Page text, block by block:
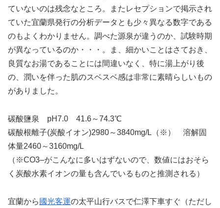
ていないのは残念なところ。またレセプションで掲示され
ていた宜蘭県発行の分析データとも少々異なる数字である
のもよくわかりません。調べた源泉が違うのか、試験時期
が異なっているのか・・・。ま、細かいことはさておき、
良質なお湯であることには間違いなく、特に湯上がり後
の、潤いを伴った肌のスベスベ感は非常に素晴らしいもの
がありました。
碳酸鹽泉 pH7.0 41.6～74.3℃
碳酸根離子(炭酸イオン)2980～3840mg/L（※） 溶解固
体量2460～3160mg/L
（※CO3–がこんなに多いはずないので、数値にはおそら
く炭酸水素イオンの量も含んでいるものと推測される）
宜蘭から 國光客運の太平山行バスで仁澤下車すぐ（ただし